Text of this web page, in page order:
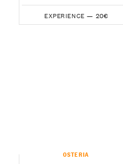
EXPERIENCE — 20€
OSTERIA